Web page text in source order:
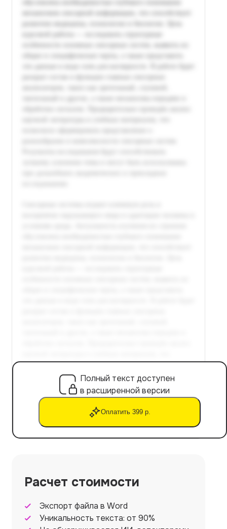
Полный текст доступен
в расширенной версии
Оплатить 399 р.
Расчет стоимости
Экспорт файла в Word
Уникальность текста: от 90%